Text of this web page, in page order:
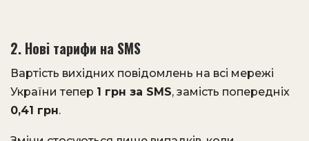
2. Нові тарифи на SMS
Вартість вихідних повідомлень на всі мережі
України тепер 1 грн за SMS, замість попередніх
0,41 грн.